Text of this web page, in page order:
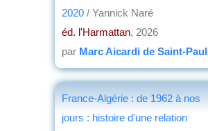
2020 / Yannick Naré
éd. l'Harmattan, 2026
par Marc Aicardi de Saint-Paul
France-Algérie : de 1962 à nos
jours : histoire d'une relation